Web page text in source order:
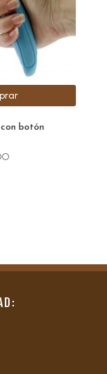
botón